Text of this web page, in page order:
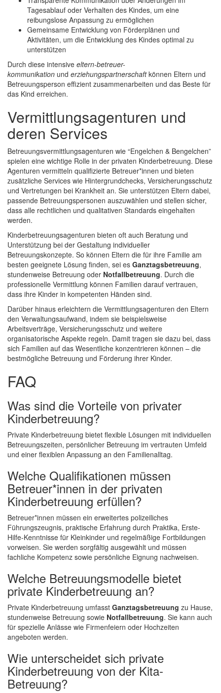
Tagesablauf oder Verhalten des Kindes, um eine
reibungslose Anpassung zu ermöglichen
Gemeinsame Entwicklung von Förderplänen und
Aktivitäten, um die Entwicklung des Kindes optimal zu
unterstützen
Durch diese intensive eltern-betreuer-
kommunikation und erziehungspartnerschaftkönnen Eltern und
Betreuungsperson effizient zusammenarbeiten und das Beste für
das Kind erreichen.
Vermittlungsagenturen und
deren Services
Betreuungsvermittlungsagenturen wie “Engelchen & Bengelchen”
spielen eine wichtige Rolle in der privaten Kinderbetreuung. Diese
Agenturen vermitteln qualifizierte Betreuer*innen und bieten
zusätzliche Services wie Hintergrundchecks, Versicherungsschutz
und Vertretungen bei Krankheit an. Sie unterstützen Eltern dabei,
passende Betreuungspersonen auszuwählen und stellen sicher,
dass alle rechtlichen und qualitativen Standards eingehalten
werden.
Kinderbetreuungsagenturen bieten oft auch Beratung und
Unterstützung bei der Gestaltung individueller
Betreuungskonzepte. So können Eltern die für ihre Familie am
besten geeignete Lösung finden, sei es Ganztagsbetreuung,
stundenweise Betreuung oder Notfallbetreuung. Durch die
professionelle Vermittlung können Familien darauf vertrauen,
dass ihre Kinder in kompetenten Händen sind.
Darüber hinaus erleichtern die Vermittlungsagenturen den Eltern
den Verwaltungsaufwand, indem sie beispielsweise
Arbeitsverträge, Versicherungsschutz und weitere
organisatorische Aspekte regeln. Damit tragen sie dazu bei, dass
sich Familien auf das Wesentliche konzentrieren können – die
bestmögliche Betreuung und Förderung ihrer Kinder.
FAQ
Was sind die Vorteile von privater
Kinderbetreuung?
Private Kinderbetreuung bietet flexible Lösungen mit individuellen
Betreuungszeiten, persönlicher Betreuung im vertrauten Umfeld
und einer flexiblen Anpassung an den Familienalltag.
Welche Qualifikationen müssen
Betreuer*innen in der privaten
Kinderbetreuung erfüllen?
Betreuer*innen müssen ein erweitertes polizeiliches
Führungszeugnis, praktische Erfahrung durch Praktika, Erste-
Hilfe-Kenntnisse für Kleinkinder und regelmäßige Fortbildungen
vorweisen. Sie werden sorgfältig ausgewählt und müssen
fachliche Kompetenz sowie persönliche Eignung nachweisen.
Welche Betreuungsmodelle bietet
private Kinderbetreuung an?
Private Kinderbetreuung umfasst Ganztagsbetreuung zu Hause,
stundenweise Betreuung sowie Notfallbetreuung. Sie kann auch
für spezielle Anlässe wie Firmenfeiern oder Hochzeiten
angeboten werden.
Wie unterscheidet sich private
Kinderbetreuung von der Kita-
Betreuung?